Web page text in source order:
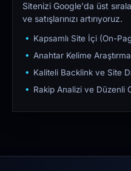
Sitenizi Google'da üst
ve satışlarınızı artırıyoruz.
Kapsamlı Site İçi (On-
Anahtar Kelime
Kaliteli Backlink ve Site
Rakip Analizi ve Düzenli